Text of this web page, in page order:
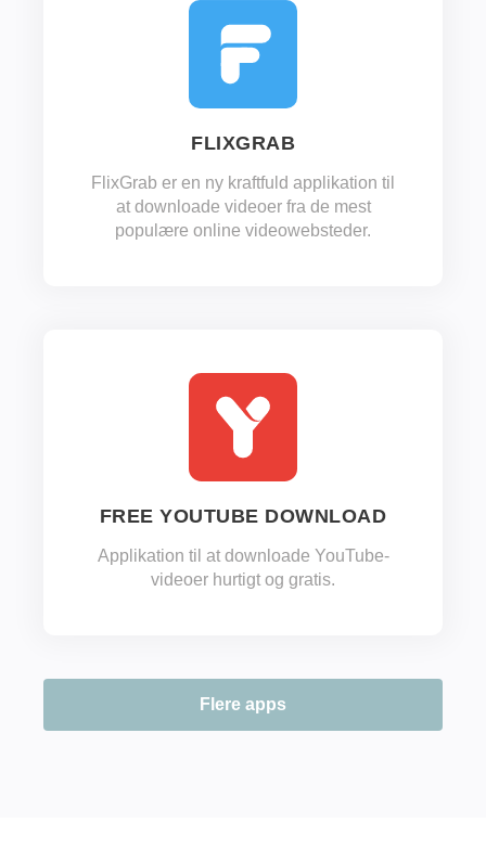
FLIXGRAB
FlixGrab er en ny kraftfuld applikation til
at downloade videoer fra de mest
populære online videowebsteder.
FREE YOUTUBE DOWNLOAD
Applikation til at downloade YouTube-
videoer hurtigt og gratis.
Flere apps